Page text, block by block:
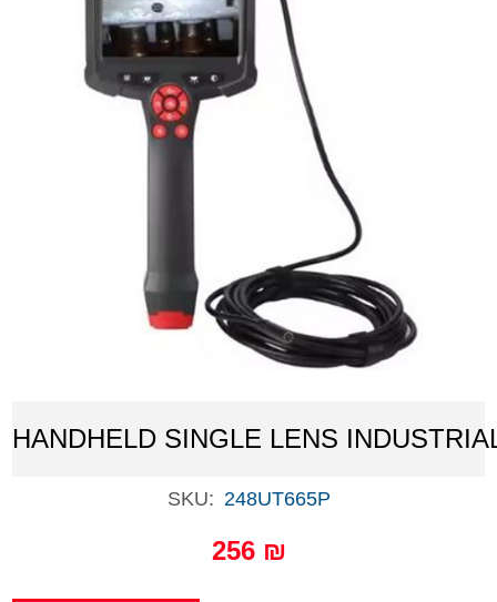
HANDHELD SINGLE LENS
SKU: 248UT665P
256 ₪